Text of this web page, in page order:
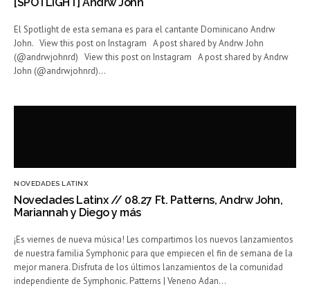
El Spotlight de esta semana es para el cantante Dominicano Andrw
John. View this post on Instagram A post shared by Andrw John
(@andrwjohnrd) View this post on Instagram A post shared by Andrw
John (@andrwjohnrd)…
NOVEDADES LATINX
Novedades Latinx // 08.27 Ft. Patterns, Andrw John,
Mariannah y Diego y más
¡Es viernes de nueva música! Les compartimos los nuevos lanzamientos
de nuestra familia Symphonic para que empiecen el fin de semana de la
mejor manera. Disfruta de los últimos lanzamientos de la comunidad
independiente de Symphonic. Patterns | Veneno Adan…